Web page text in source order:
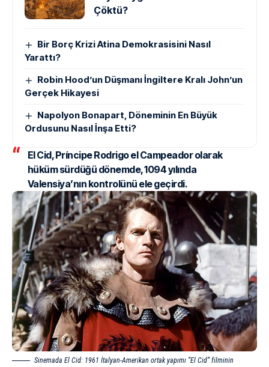
Çöktü?
Bir Borç Krizi Atina Demokrasisini Nasıl
Yarattı?
Robin Hood’un Düşmanı İngiltere Kralı John’un
Gerçek Hikayesi
Napolyon Bonapart, Döneminin En Büyük
Ordusunu Nasıl İnşa Etti?
El Cid,Príncipe Rodrigo el Campeadorolarak
hüküm sürdüğü dönemde, 1094 yılında
Valensiya’nın kontrolünü ele geçirdi.
Sinemada El Cid: 1961 İtalyan-Amerikan ortak yapımı “El Cid” filminin